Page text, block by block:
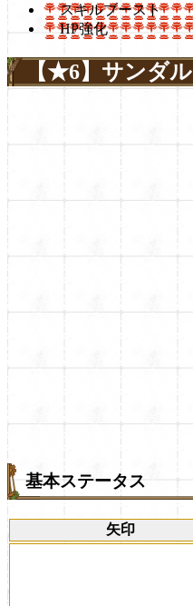
スキルブースト
HP強化
【★6】サンダ
基本ステータス
矢印